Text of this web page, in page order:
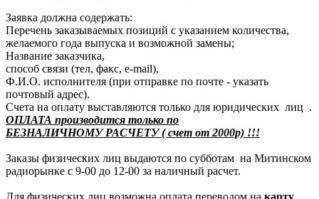
Заявка должна содержать:
Перечень заказываемых позиций с указанием количества,
желаемого года выпуска и возможной замены;
Название заказчика,
способ связи (тел, факс, e-mail),
Ф.И.О. исполнителя (при отправке по почте - указать
почтовый адрес).
Счета на оплату выставляются только для юридических лиц .
ОПЛАТА производится только по
БЕЗНАЛИЧНОМУ РАСЧЕТУ ( счет от 2000р) !!!
Заказы физических лиц выдаются по субботам на Митинском
радиорынке с 9-00 до 12-00 за наличный расчет.
Для физических лиц возможна оплата переводом на карту